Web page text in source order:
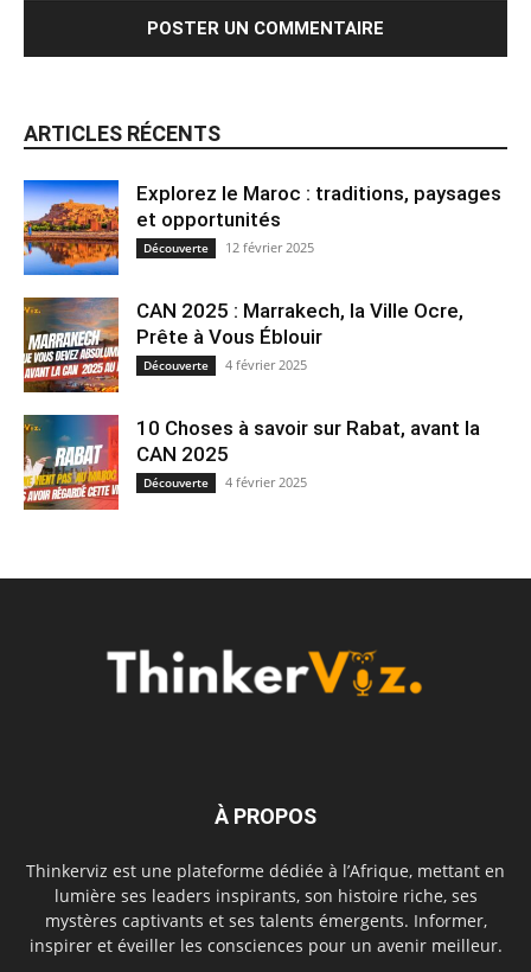
ARTICLES RÉCENTS
Explorez le Maroc : traditions, paysages
et opportunités
Découverte 12 février 2025
CAN 2025 : Marrakech, la Ville Ocre,
Prête à Vous Éblouir
Découverte 4 février 2025
10 Choses à savoir sur Rabat, avant la
CAN 2025
Découverte 4 février 2025
À PROPOS
Thinkerviz est une plateforme dédiée à l’Afrique, mettant en
lumière ses leaders inspirants, son histoire riche, ses
mystères captivants et ses talents émergents. Informer,
inspirer et éveiller les consciences pour un avenir meilleur.